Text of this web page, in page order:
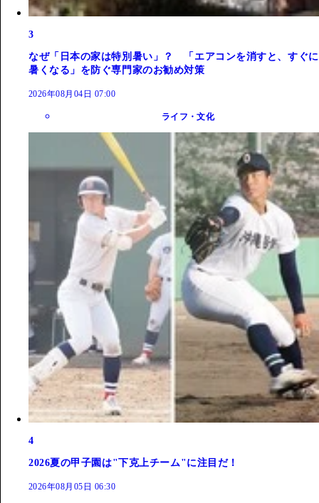
3
なぜ「日本の家は特別暑い」？ 「エアコンを消すと、すぐに
暑くなる」を防ぐ専門家のお勧め対策
2026年08月04日 07:00
ライフ・文化
4
2026夏の甲子園は"下克上チーム"に注目だ！
2026年08月05日 06:30